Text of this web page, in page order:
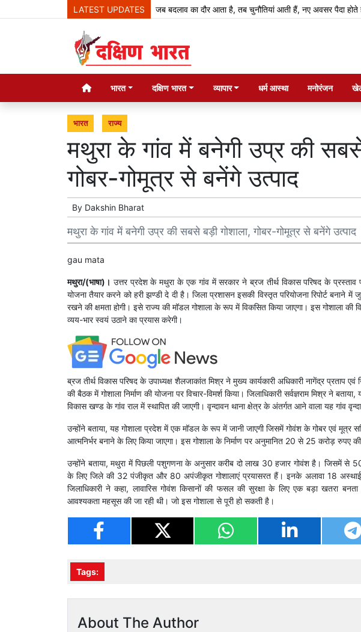
LATEST UPDATESजब बदलाव का दौर आता है, तब चुनौतियां आती हैं, नए अवसर पैदा होते हैं:
भारत दक्षिण भारत व्यापार धर्म आस्था मनोरंजन
भारत राज्य
मथुरा के गांव में बनेगी उप्र की
गोबर-गोमूत्र से बनेंगे उत्पाद
By Dakshin Bharat
मथुरा के गांव में बनेगी उप्र की सबसे बड़ी गोशाला, गोबर-गोमूत्र से बनेंगे उत्पाद
gau mata
मथुरा/(भाषा)। उत्तर प्रदेश के मथुरा के एक गांव में सरकार ने ब्रज तीर्थ विकास परिषद के प्रस्ताव
योजना तैयार करने को हरी झण्डी दे दी है। जिला प्रशासन इसकी विस्तृत परियोजना रिपोर्ट
रखने की क्षमता होगी। इसे राज्य की मॉडल गोशाला के रूप में विकसित किया जाएगा। इस गोशाला की
व्यय-भार स्वयं उठाने का प्रयास करेगी।
ब्रज तीर्थ विकास परिषद के उपाध्यक्ष शैलजाकांत मिश्र ने मुख्य कार्यकारी अधिकारी नागेंद्र प्रताप एवं
की बैठक में गोशाला निर्माण की योजना पर विचार-विमर्श किया। जिलाधिकारी सर्वज्ञराम मिश्र ने
विकास खण्ड के गांव राल में स्थापित की जाएगी। वृन्दावन थाना क्षेत्र के अंतर्गत आने वाला यह गांव
उन्होंने बताया, यह गोशाला प्रदेश में एक मॉडल के रूप में जानी जाएगी जिसमें गोवंश के गोबर एवं मूत्र
आत्मनिर्भर बनाने के लिए किया जाएगा। इस गोशाला के निर्माण पर अनुमानित 20 से 25 करोड़ रुपए
उन्होंने बताया, मथुरा में पिछली पशुगणना के अनुसार करीब दो लाख 30 हजार गोवंश है। जिसमें से
के लिए जिले की 32 पंजीकृत और 80 अपंजीकृत गोशालाएं प्रयासरत हैं। इनके अलावा 18
जिलाधिकारी ने कहा, लावारिस गोवंश किसानों की फसल की सुरक्षा के लिए एक बड़ा खतरा
आवश्यकता महसूस की जा रही थी। जो इस गोशाला से पूरी हो सकती है।
Tags:
About The Author